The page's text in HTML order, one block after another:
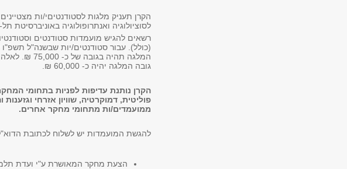
הקרן תעניק מלגות לסטודנטיםי/ות
לסוציולוגיה ואנתרופולוגיה באוניברסיטת
רשאים להגיש מועמדות סטודנטים
(כולל). עבור סטודנטים/יות שבשנה"ל תשפ"ו
המלגה תהיה
גובה המלגה יהיה כ- 60,000 ₪.
הקרן נותנת עדיפות לפניות בתחומי
פוליטית, דמוקרטיה, שוויון אזרחי
ממועמדים/ות מתחומי מחקר אחרים.
להגשת המועמדות יש לשלוח לכתובת
הצעת מחקר המאושרת ע"י ועדת